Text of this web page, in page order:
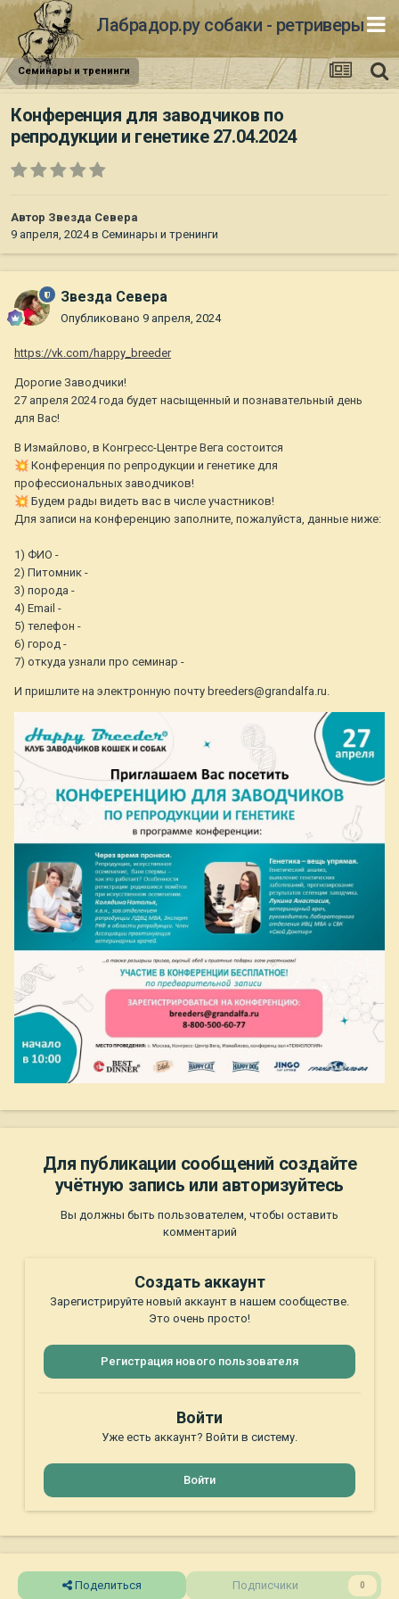
Лабрадор.ру собаки - ретриверы
Семинары и тренинги
Конференция для заводчиков по
репродукции и генетике 27.04.2024
Автор Звезда Севера
9 апреля, 2024в Семинары и тренинги
Звезда Севера
Опубликовано 9 апреля, 2024
https://vk.com/happy_breeder
Дорогие Заводчики!
27 апреля 2024 года будет насыщенный и познавательный день
для Вас!
В Измайлово, в Конгресс-Центре Вега состоится
💥 Конференция по репродукции и генетике для
профессиональных заводчиков!
💥 Будем рады видеть вас в числе участников!
Для записи на конференцию заполните, пожалуйста, данные ниже:
1) ФИО -
2) Питомник -
3) порода -
4) Email -
5) телефон -
6) город -
7) откуда узнали про семинар -
И пришлите на электронную почту breeders@grandalfa.ru.
Для публикации сообщений создайте
учётную запись или авторизуйтесь
Вы должны быть пользователем, чтобы оставить
комментарий
Создать аккаунт
Зарегистрируйте новый аккаунт в нашем сообществе.
Это очень просто!
Регистрация нового пользователя
Войти
Уже есть аккаунт? Войти в систему.
Войти
Поделиться Подписчики 0